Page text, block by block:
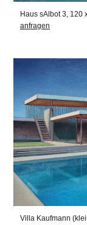
Haus sAlbot 3, 120
anfragen
Villa Kaufmann